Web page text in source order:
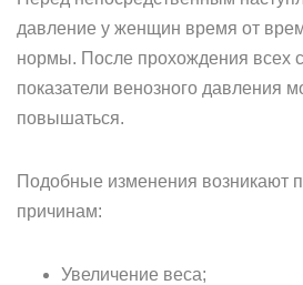
давление у женщин время от
нормы. После прохождения всех
показатели венозного давления
повышаться.
Подобные изменения возникают
причинам:
Увеличение веса;